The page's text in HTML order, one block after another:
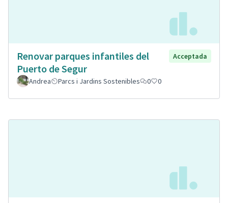
Renovar parques infantiles del
Puerto de Segur
Acceptada
Andrea Parcs i Jardins Sostenibles 0 0